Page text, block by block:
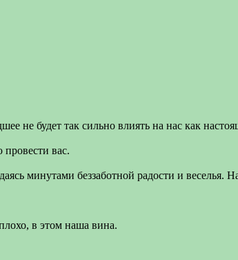
не будет так сильно влиять на нас как
вас.
минутами беззаботной радости и
в этом наша вина.